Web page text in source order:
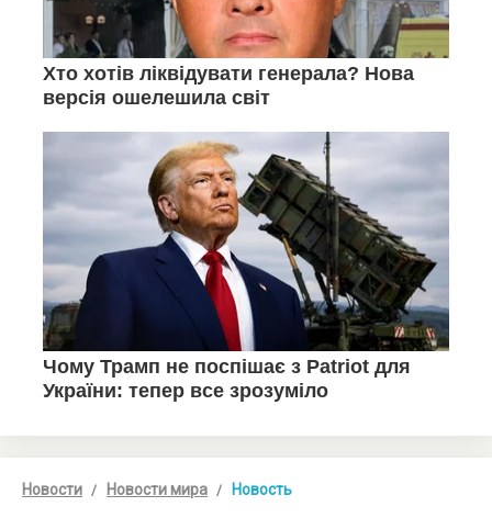
Новости Новости мира Новость